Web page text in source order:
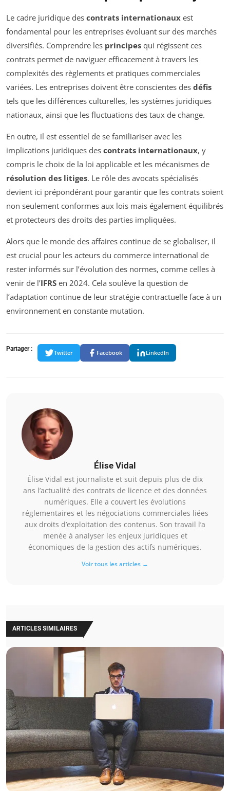
Le cadre juridique des contrats internationaux est
fondamental pour les entreprises évoluant sur des marchés
diversifiés. Comprendre les principes qui régissent ces
contrats permet de naviguer efficacement à travers les
complexités des règlements et pratiques commerciales
variées. Les entreprises doivent être conscientes des défis
tels que les différences culturelles, les systèmes juridiques
nationaux, ainsi que les fluctuations des taux de change.
En outre, il est essentiel de se familiariser avec les
implications juridiques des contrats internationaux, y
compris le choix de la loi applicable et les mécanismes de
résolution des litiges. Le rôle des avocats spécialisés
devient ici prépondérant pour garantir que les contrats soient
non seulement conformes aux lois mais également équilibrés
et protecteurs des droits des parties impliquées.
Alors que le monde des affaires continue de se globaliser, il
est crucial pour les acteurs du commerce international de
rester informés sur l’évolution des normes, comme celles à
venir de l’IFRS en 2024. Cela soulève la question de
l’adaptation continue de leur stratégie contractuelle face à un
environnement en constante mutation.
Partager :
Twitter Facebook LinkedIn
Élise Vidal
Élise Vidal est journaliste et suit depuis plus de dix
ans l’actualité des contrats de licence et des données
numériques. Elle a couvert les évolutions
réglementaires et les négociations commerciales liées
aux droits d’exploitation des contenus. Son travail l’a
menée à analyser les enjeux juridiques et
économiques de la gestion des actifs numériques.
Voir tous les articles →
ARTICLES SIMILAIRES